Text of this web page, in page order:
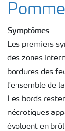
Symptômes
Les premiers
des zones
bordures des
l'ensemble de
Les bords
nécrotiques
évoluent en